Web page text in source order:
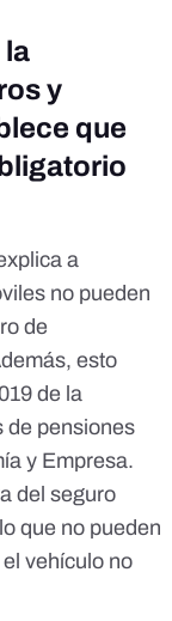
la
y
que
a
no pueden
de
esto
de la
de pensiones
y Empresa.
del seguro
que no pueden
vehículo no